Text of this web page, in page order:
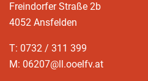
Freindorfer Straße 2b
4052 Ansfelden
T: 0732 / 311 399
M: 06207@ll.ooelfv.at